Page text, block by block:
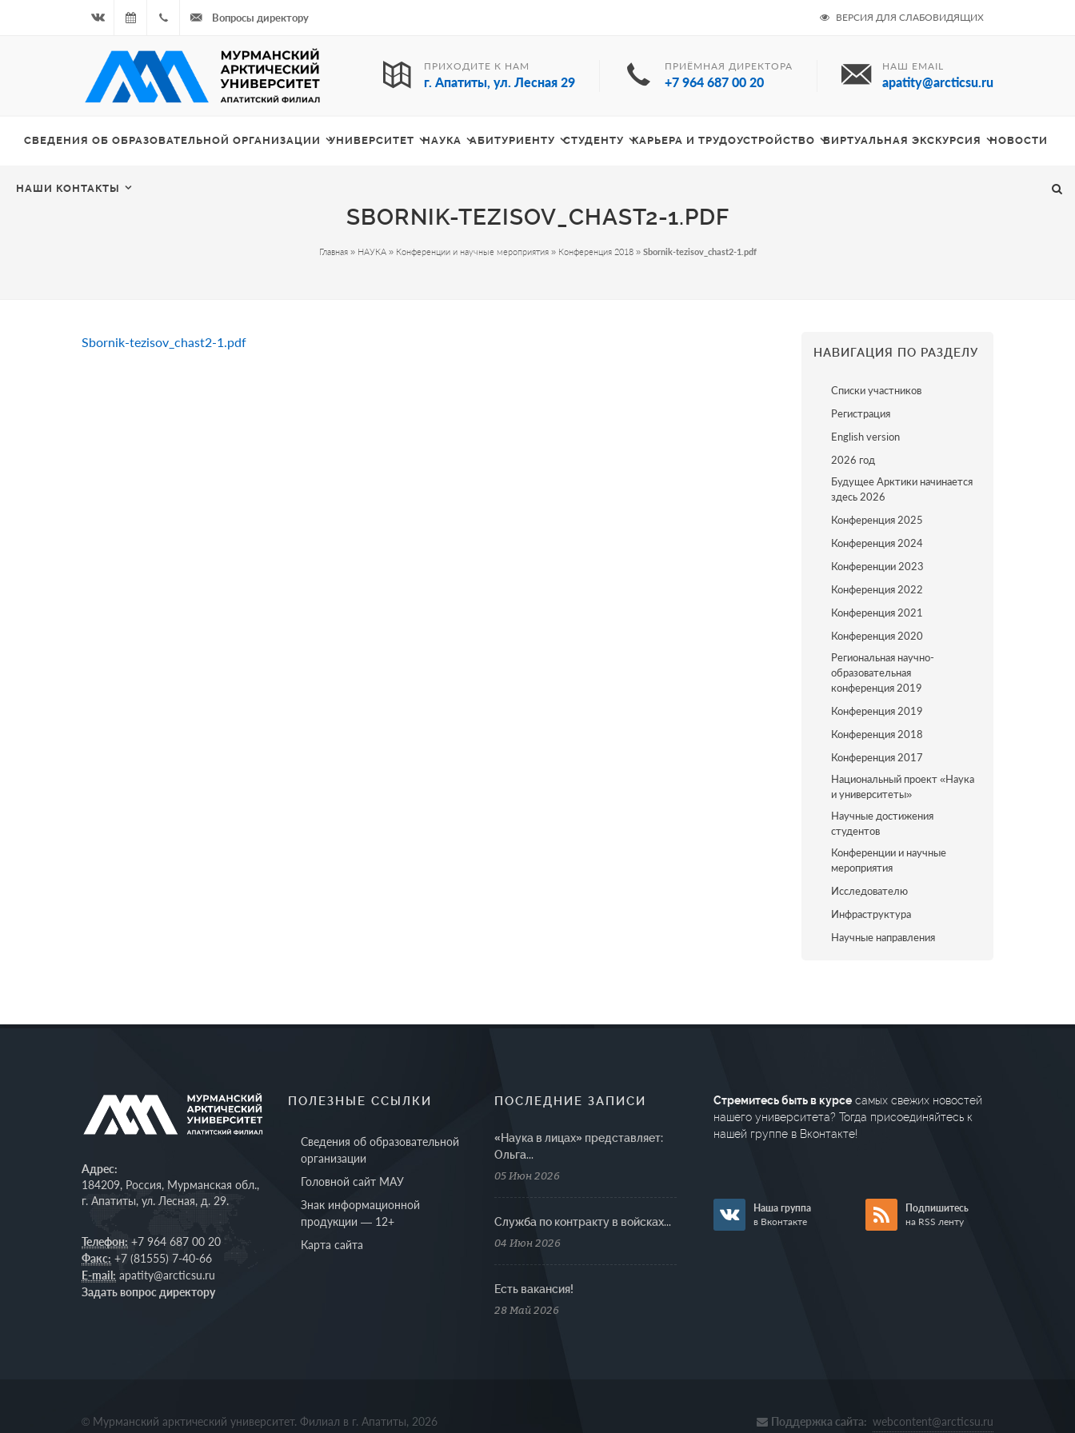
Вконтакте06.08.2026
- Чётная
+7
964
Вопросы директору ВЕРСИЯ ДЛЯ СЛАБОВИДЯЩИХ
ПРИХОДИТЕ К НАМ
г. Апатиты, ул. Лесная 29
ПРИЁМНАЯ ДИРЕКТОРА
+7 964 687 00 20
НАШ EMAIL
apatity@arcticsu.ru
СВЕДЕНИЯ ОБ ОБРАЗОВАТЕЛЬНОЙ ОРГАНИЗАЦИИ УНИВЕРСИТЕТ НАУКА АБИТУРИЕНТУ СТУДЕНТУ КАРЬЕРА И ТРУДОУСТРОЙСТВО ВИРТУАЛЬНАЯ ЭКСКУРСИЯ НОВОСТИ
НАШИ КОНТАКТЫ
SBORNIK-TEZISOV_CHAST2-1.PDF
Главная» НАУКА» Конференции и научные мероприятия» Конференция 2018» Sbornik-tezisov_chast2-1.pdf
Sbornik-tezisov_chast2-1.pdf
НАВИГАЦИЯ ПО РАЗДЕЛУ
Списки участников
Регистрация
English version
2026 год
Будущее Арктики начинается
здесь 2026
Конференция 2025
Конференция 2024
Конференции 2023
Конференция 2022
Конференция 2021
Конференция 2020
Региональная научно-
образовательная
конференция 2019
Конференция 2019
Конференция 2018
Конференция 2017
Национальный проект «Наука
и университеты»
Научные достижения
студентов
Конференции и научные
мероприятия
Исследователю
Инфраструктура
Научные направления
Адрес:
184209, Россия, Мурманская обл.,
г. Апатиты, ул. Лесная, д. 29.
Телефон: +7 964 687 00 20
Факс: +7 (81555) 7-40-66
E-mail: apatity@arcticsu.ru
Задать вопрос директору
ПОЛЕЗНЫЕ ССЫЛКИ
Сведения об образовательной
организации
Головной сайт МАУ
Знак информационной
продукции — 12+
Карта сайта
ПОСЛЕДНИЕ ЗАПИСИ
«Наука в лицах» представляет:
Ольга...
05 Июн 2026
Cлужба по контракту в войсках...
04 Июн 2026
Есть вакансия!
28 Май 2026
Стремитесь быть в курсе самых свежих новостей
нашего университета? Тогда присоединяйтесь к
нашей группе в Вконтакте!
Наша группа
в Вконтакте
Подпишитесь
на RSS ленту
© Мурманский арктический университет. Филиал в г. Апатиты, 2026 Поддержка сайта: webcontent@arcticsu.ru